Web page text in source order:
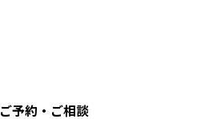
ご予約・ご相談